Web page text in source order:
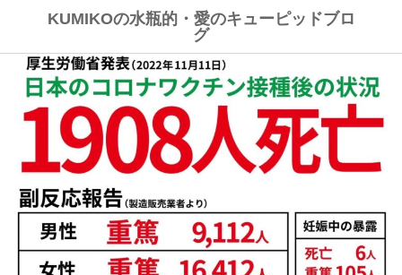
KUMIKOの水瓶的・愛のキューピッドブロ
グ